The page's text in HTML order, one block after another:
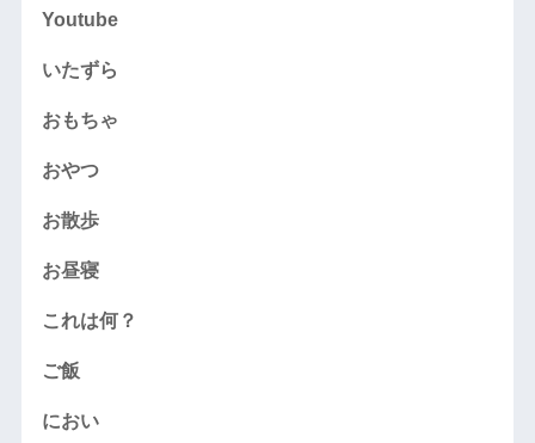
Youtube
いたずら
おもちゃ
おやつ
お散歩
お昼寝
これは何？
ご飯
におい